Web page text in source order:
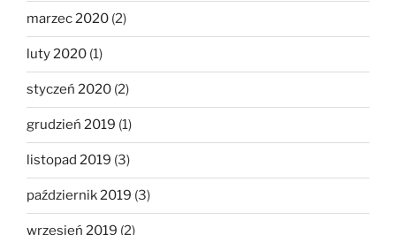
marzec 2020 (2)
luty 2020 (1)
styczeń 2020 (2)
grudzień 2019 (1)
listopad 2019 (3)
październik 2019 (3)
wrzesień 2019 (2)